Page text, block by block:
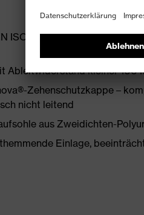
ISO 20345:2022 mit
Ableitwiderstand kleiner 100
Zehenschutzkappe –
nicht leitend
aus Zweidichten-
Einlage,